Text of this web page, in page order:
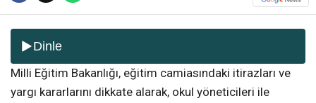
Dinle
Milli Eğitim Bakanlığı, eğitim camiasındaki itirazları ve
yargı kararlarını dikkate alarak, okul yöneticileri ile